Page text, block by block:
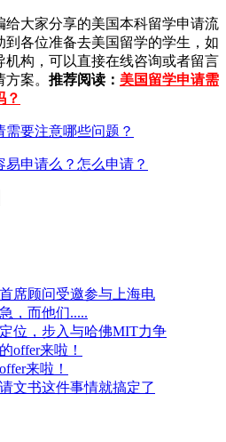
大家分享的美国本科留学申请流
各位准备去美国留学的学生，如
构，可以直接在线咨询或者留言
案。 推荐阅读： 美国留学申请需
？
需要注意哪些问题？
易申请么？怎么申请？
席顾问受邀参与上海电
，而他们.....
位，步入与哈佛MIT力争
offer来啦！
来啦！
文书这件事情就搞定了